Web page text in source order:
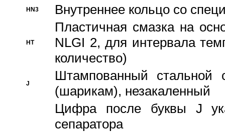
HN3 Внутреннее кольцо со
HT
Пластичная смазка на
NLGI 2, для интервала
количество)
J
Штампованный стальной
(шарикам), незакаленный
Цифра после буквы J
сепаратора